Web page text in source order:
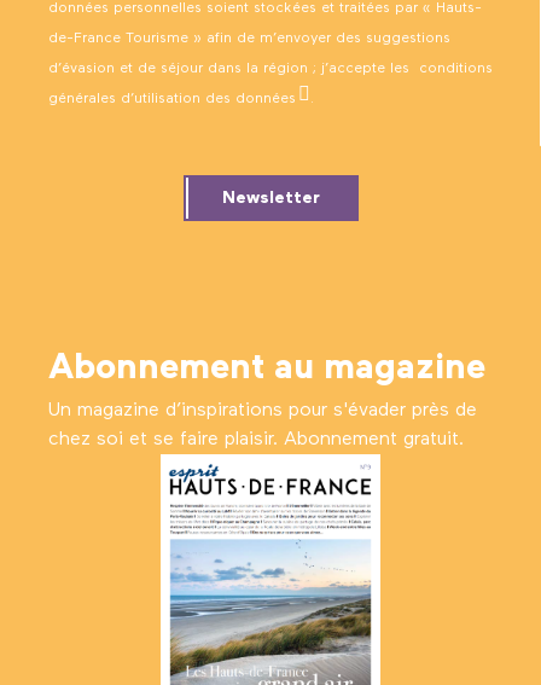
données personnelles soient stockées et traitées par « Hauts-
de-France Tourisme » afin de m’envoyer des suggestions
d’évasion et de séjour dans la région ; j’accepte les conditions
générales d’utilisation des données .
Newsletter
Abonnement au magazine
Un magazine d’inspirations pour s'évader près de
chez soi et se faire plaisir. Abonnement gratuit.